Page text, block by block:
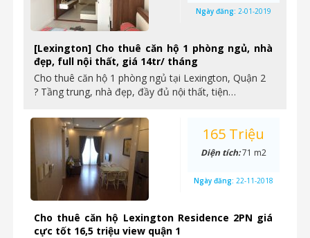
[Lexington] Cho thuê căn hộ 1 phòng ngủ, nhà
đẹp, full nội thất, giá 14tr/ tháng
Cho thuê căn hộ 1 phòng ngủ tại Lexington, Quận 2
? Tầng trung, nhà đẹp, đầy đủ nội thất, tiện…
Ngày đăng: 2-01-2019
Cho thuê căn hộ Lexington Residence 2PN giá
cực tốt 16,5 triệu view quận 1
165 Triệu
Diện tích:71 m2
Ngày đăng: 22-11-2018